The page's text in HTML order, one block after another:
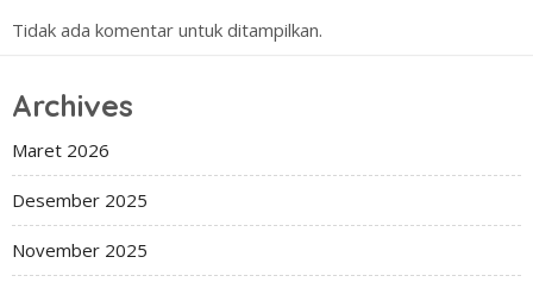
Tidak ada komentar untuk ditampilkan.
Archives
Maret 2026
Desember 2025
November 2025